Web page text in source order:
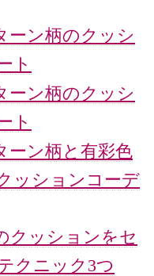
ーン柄のクッシ
ト
ーン柄のクッシ
ト
ーン柄と有彩色
ッションコーデ
クッションをセ
クニック3つ